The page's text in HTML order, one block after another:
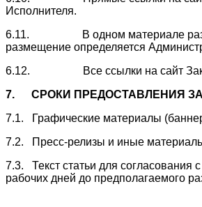
Исполнителя.
6.11. В одном материале
размещение определяется
6.12. Все ссылки на сайт
7. СРОКИ ПРЕДОСТАВЛЕНИЯ
7.1. Графические материалы
7.2. Пресс-релизы и иные
7.3. Текст статьи для согласования
рабочих дней до предполагаемого